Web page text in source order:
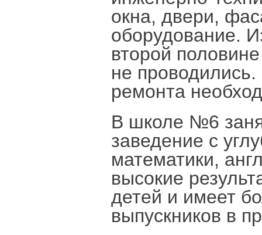
окна, двери,
оборудование.
второй
не
ремонта
В школе №6
заведение с
математики,
высокие
детей и имеет
выпускников в